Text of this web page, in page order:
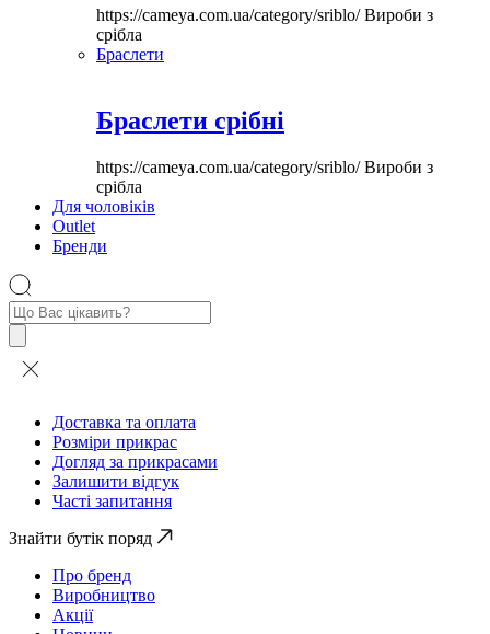
https://cameya.com.ua/category/sriblo/Вироби з
срібла
Браслети
Браслети срібні
https://cameya.com.ua/category/sriblo/Вироби з
срібла
Для чоловіків
Outlet
Бренди
Пошук
товарів
Доставка та оплата
Розміри прикрас
Догляд за прикрасами
Залишити відгук
Часті запитання
Знайти бутік поряд
Про бренд
Виробництво
Акції